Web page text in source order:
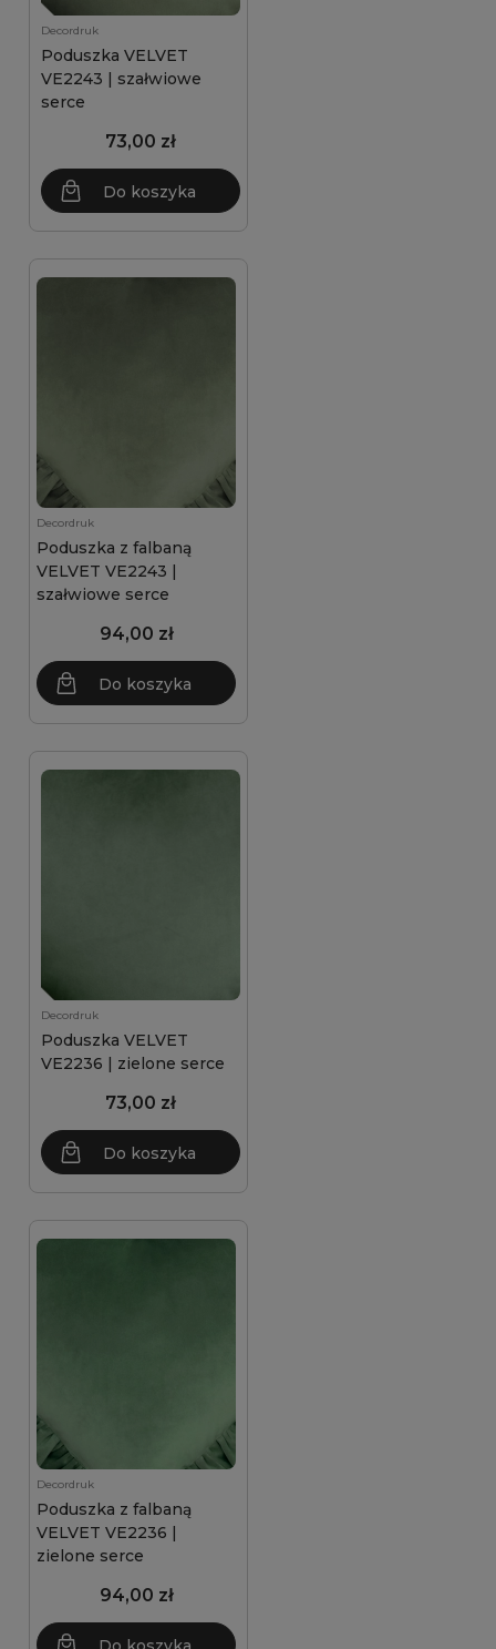
Decordruk
Poduszka VELVET
VE2243 | szałwiowe
serce
73,00 zł
Do koszyka
Decordruk
Poduszka z falbaną
VELVET VE2243 |
szałwiowe serce
94,00 zł
Do koszyka
Decordruk
Poduszka VELVET
VE2236 | zielone serce
73,00 zł
Do koszyka
Decordruk
Poduszka z falbaną
VELVET VE2236 |
zielone serce
94,00 zł